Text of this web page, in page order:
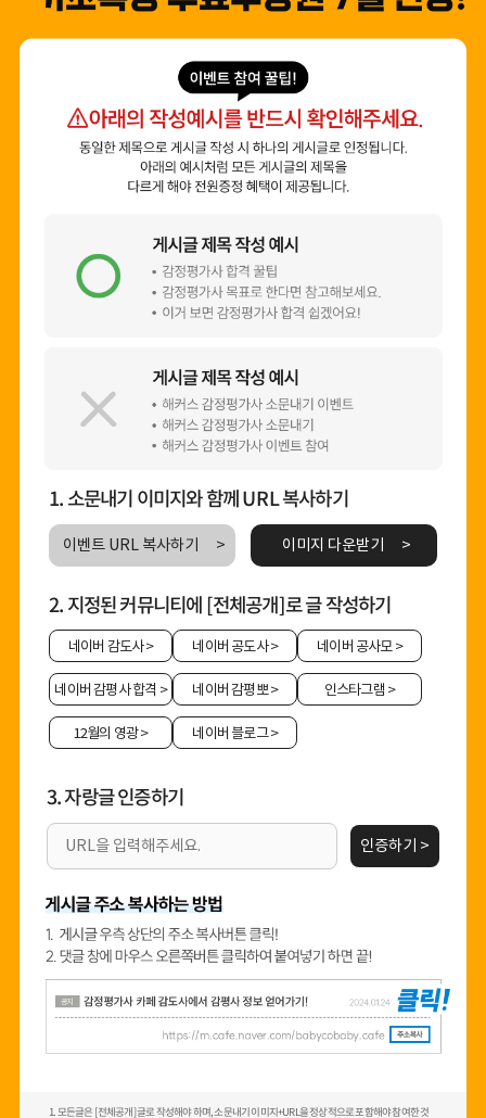
1. 소문내기 이미지와 함께 URL 복사하기
이벤트 URL 복사하기 이미지 다운받기
2. 지정된 커뮤니티에 [전체공개]로 글 작성하기
네이버 감도사> 네이버 공도사> 네이버 공사모>
네이버 감평사 합격 > 네이버 감평뽀> 인스타그램 >
12월의 영광> 네이버 블로그>
3. 자랑글 인증하기
인증하기 >
1. 모든글은 [전체공개] 글로 작성해야 하며, 소문내기 이미지+URL을 정상적으로 포함해야 참여한 것